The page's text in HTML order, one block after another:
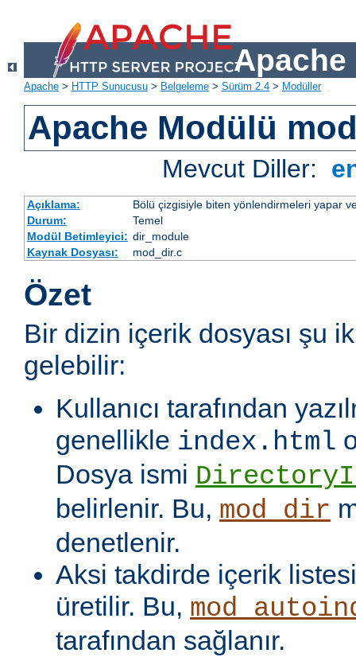
Apache
Apache > HTTP Sunucusu > Belgeleme > Sürüm 2.4 > Modüller
Apache Modülü
Mevcut Diller:
Açıklama:
Bölü çizgisiyle biten yönlendirmeleri yapar
Durum:
Temel
Modül Betimleyici: dir_module
Kaynak Dosyası:
mod_dir.c
Özet
Bir dizin içerik dosyası şu
gelebilir:
Kullanıcı tarafından
genellikle index.html
Dosya ismi
belirlenir. Bu, mod_dir
denetlenir.
Aksi takdirde içerik
üretilir. Bu,
tarafından sağlanır.